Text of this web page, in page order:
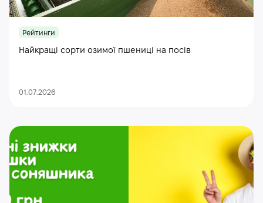
Рейтинги
Найкращі сорти озимої пшениці на посів
01.07.2026